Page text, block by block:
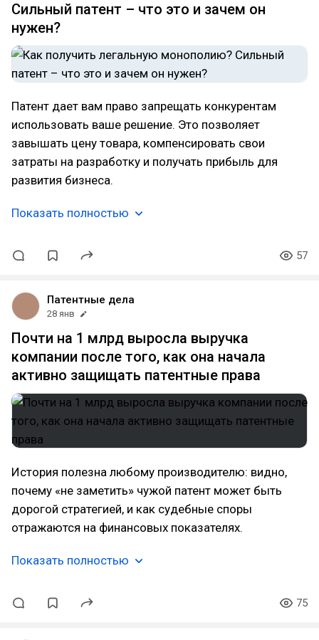
Сильный патент – что это и зачем он
нужен?
Патент дает вам право запрещать конкурентам
использовать ваше решение. Это позволяет
завышать цену товара, компенсировать свои
затраты на разработку и получать прибыль для
развития бизнеса.
Показать полностью
57
Патентные дела
28 янв
Почти на 1 млрд выросла выручка
компании после того, как она начала
активно защищать патентные права
История полезна любому производителю: видно,
почему «не заметить» чужой патент может быть
дорогой стратегией, и как судебные споры
отражаются на финансовых показателях.
Показать полностью
75